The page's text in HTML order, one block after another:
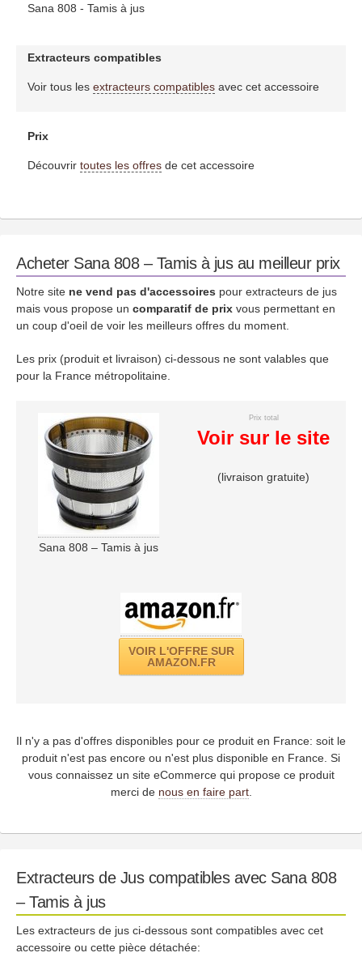
Sana 808 - Tamis à jus
Extracteurs compatibles
Voir tous les extracteurs compatiblesavec cet accessoire
Prix
Découvrir toutes les offresde cet accessoire
Acheter Sana 808 – Tamis à jus au meilleur prix
Notre site ne vend pas d'accessoires pour extracteurs de jus
mais vous propose un comparatif de prix vous permettant en
un coup d'oeil de voir les meilleurs offres du moment.
Les prix (produit et livraison) ci-dessous ne sont valables que
pour la France métropolitaine.
Sana 808 – Tamis à jus
Prix total
Voir sur le site
(livraison gratuite)
VOIR L'OFFRE SUR
AMAZON.FR
Il n'y a pas d'offres disponibles pour ce produit en France: soit le
produit n'est pas encore ou n'est plus disponible en France. Si
vous connaissez un site eCommerce qui propose ce produit
merci de nous en faire part.
Extracteurs de Jus compatibles avec Sana 808
– Tamis à jus
Les extracteurs de jus ci-dessous sont compatibles avec cet
accessoire ou cette pièce détachée: